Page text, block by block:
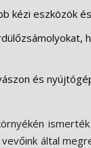
kézi eszközök
és
által